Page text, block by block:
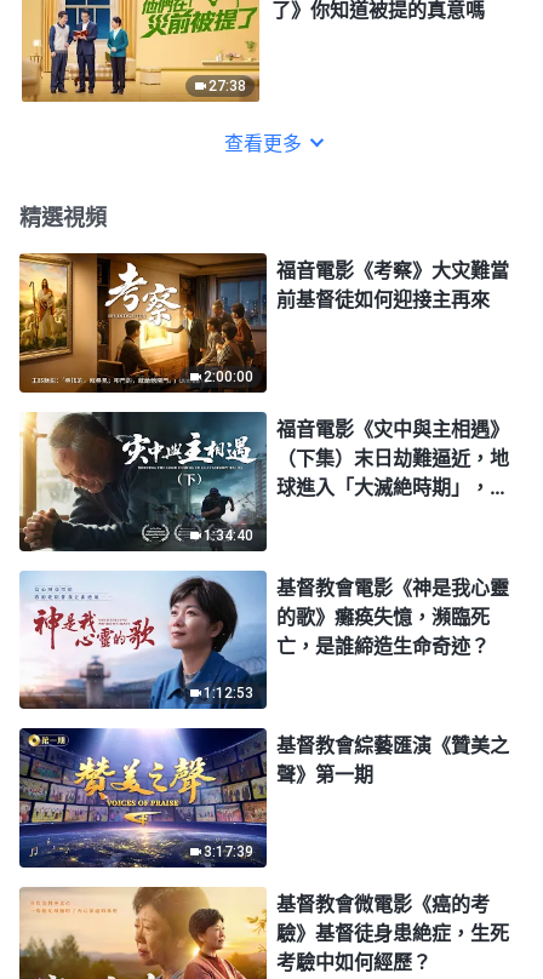
27:38
了》你知道被提的真意嗎
查看更多
精選視頻
2:00:00
福音電影《考察》大灾難當
前基督徒如何迎接主再來
1:34:40
福音電影《灾中與主相遇》
（下集）末日劫難逼近，地
球進入「大滅絶時期」，人
1:12:53
基督教會電影《神是我心靈
的歌》癱痪失憶，瀕臨死
亡，是誰締造生命奇迹？
3:17:39
基督教會綜藝匯演《贊美之
聲》第一期
基督教會微電影《癌的考
驗》基督徒身患絶症，生死
考驗中如何經歷？